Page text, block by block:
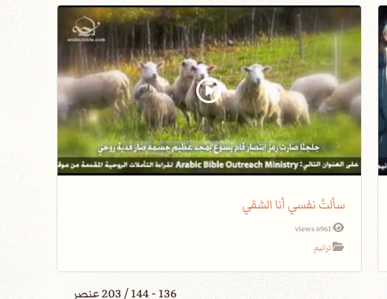
سألتُ نفسي أنا الشقي
6961 views
ترانيم
136 - 144 / 203 عنصر